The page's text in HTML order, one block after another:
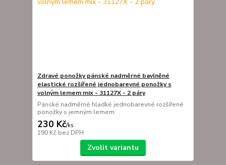
Zdravé ponožky pánské nadměrné bavlněné
elastické rozšířené jednobarevné ponožky s
volným lemem mix - 31127X - 2 páry
Pánské nadměrné hladké jednobarevné rozšířené
ponožky s jemným lemem
230 Kč/ks
190 Kč bez DPH
Zvolit variantu